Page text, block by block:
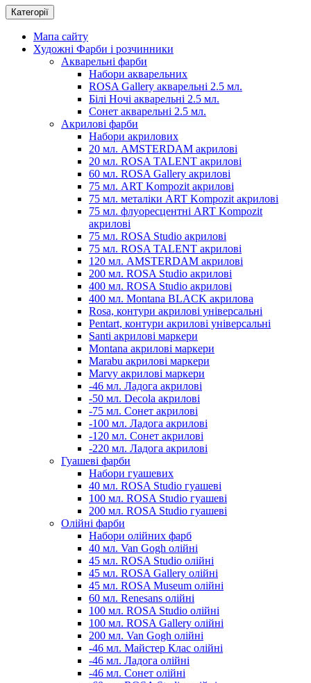
Категорії
Мапа сайту
Художні Фарби і розчинники
Акварельні фарби
Набори акварельних
ROSA Gallery акварельні 2.5 мл.
Білі Ночі акварельні 2.5 мл.
Сонет акварельні 2.5 мл.
Акрилові фарби
Набори акрилових
20 мл. AMSTERDAM акрилові
20 мл. ROSA TALENT акрилові
60 мл. ROSA Gallery акрилові
75 мл. ART Kompozit акрилові
75 мл. металіки ART Kompozit акрилові
75 мл. флуоресцентні ART Kompozit
акрилові
75 мл. ROSA Studio акрилові
75 мл. ROSA TALENT акрилові
120 мл. AMSTERDAM акрилові
200 мл. ROSA Studio акрилові
400 мл. ROSA Studio акрилові
400 мл. Montana BLACK акрилова
Rosa, контури акрилові універсальні
Pentart, контури акрилові універсальні
Santi акрилові маркери
Montana акрилові маркери
Marabu акрилові маркери
Marvy акрилові маркери
-46 мл. Ладога акрилові
-50 мл. Decola акрилові
-75 мл. Сонет акрилові
-100 мл. Ладога акрилові
-120 мл. Сонет акрилові
-220 мл. Ладога акрилові
Гуашеві фарби
Набори гуашевих
40 мл. ROSA Studio гуашеві
100 мл. ROSA Studio гуашеві
200 мл. ROSA Studio гуашеві
Олійні фарби
Набори олійних фарб
40 мл. Van Gogh олійні
45 мл. ROSA Studio олійні
45 мл. ROSA Gallery олійні
45 мл. ROSA Museum олійні
60 мл. Renesans олійні
100 мл. ROSA Studio олійні
100 мл. ROSA Gallery олійні
200 мл. Van Gogh олійні
-46 мл. Майстер Клас олійні
-46 мл. Ладога олійні
-46 мл. Сонет олійні